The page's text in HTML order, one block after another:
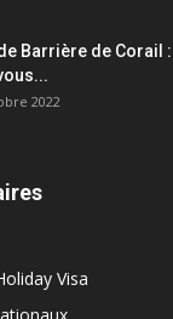
Barrière de Corail
2022
Visa